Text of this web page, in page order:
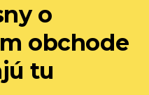
o
obchode
tu